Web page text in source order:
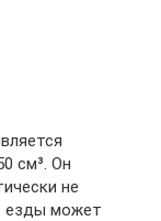
см³. Он
не
езды может